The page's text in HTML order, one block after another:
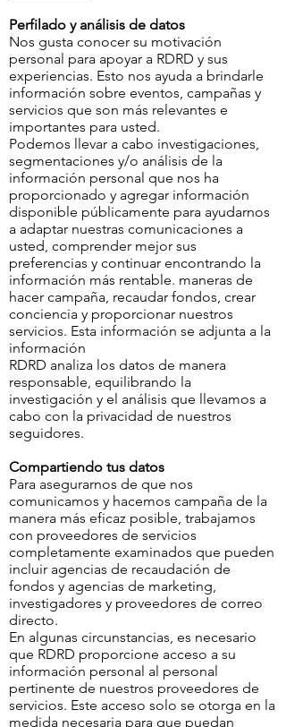
Perfilado y análisis de datos
Nos gusta conocer su motivación
personal para apoyar a RDRD y sus
experiencias. Esto nos ayuda a brindarle
información sobre eventos, campañas y
servicios que son más relevantes e
importantes para usted.
Podemos llevar a cabo investigaciones,
segmentaciones y/o análisis de la
información personal que nos ha
proporcionado y agregar información
disponible públicamente para ayudarnos
a adaptar nuestras comunicaciones a
usted, comprender mejor sus
preferencias y continuar encontrando la
información más rentable. maneras de
hacer campaña, recaudar fondos, crear
conciencia y proporcionar nuestros
servicios. Esta información se adjunta a la
información
RDRD analiza los datos de manera
responsable, equilibrando la
investigación y el análisis que llevamos a
cabo con la privacidad de nuestros
seguidores.
Compartiendo tus datos
Para asegurarnos de que nos
comunicamos y hacemos campaña de la
manera más eficaz posible, trabajamos
con proveedores de servicios
completamente examinados que pueden
incluir agencias de recaudación de
fondos y agencias de marketing,
investigadores y proveedores de correo
directo.
En algunas circunstancias, es necesario
que RDRD proporcione acceso a su
información personal al personal
pertinente de nuestros proveedores de
servicios. Este acceso solo se otorga en la
medida necesaria para que puedan